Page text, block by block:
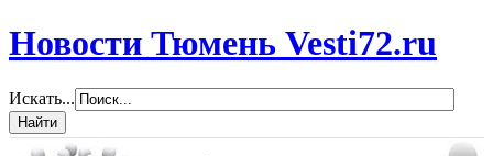
Новости Тюмень Vesti72.ru
Искать...